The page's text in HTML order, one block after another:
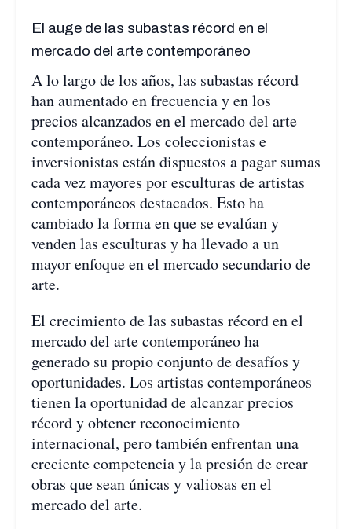
El auge de las subastas récord en el
mercado del arte contemporáneo
A lo largo de los años, las subastas récord
han aumentado en frecuencia y en los
precios alcanzados en el mercado del arte
contemporáneo. Los coleccionistas e
inversionistas están dispuestos a pagar sumas
cada vez mayores por esculturas de artistas
contemporáneos destacados. Esto ha
cambiado la forma en que se evalúan y
venden las esculturas y ha llevado a un
mayor enfoque en el mercado secundario de
arte.
El crecimiento de las subastas récord en el
mercado del arte contemporáneo ha
generado su propio conjunto de desafíos y
oportunidades. Los artistas contemporáneos
tienen la oportunidad de alcanzar precios
récord y obtener reconocimiento
internacional, pero también enfrentan una
creciente competencia y la presión de crear
obras que sean únicas y valiosas en el
mercado del arte.